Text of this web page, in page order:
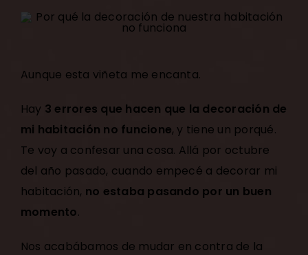
Aunque esta viñeta me encanta.
Hay 3 errores que hacen que la decoración de
mi habitación no funcione, y tiene un porqué.
Te voy a confesar una cosa. Allá por octubre
del año pasado, cuando empecé a decorar mi
habitación, no estaba pasando por un buen
momento.
Nos acabábamos de mudar en contra de la